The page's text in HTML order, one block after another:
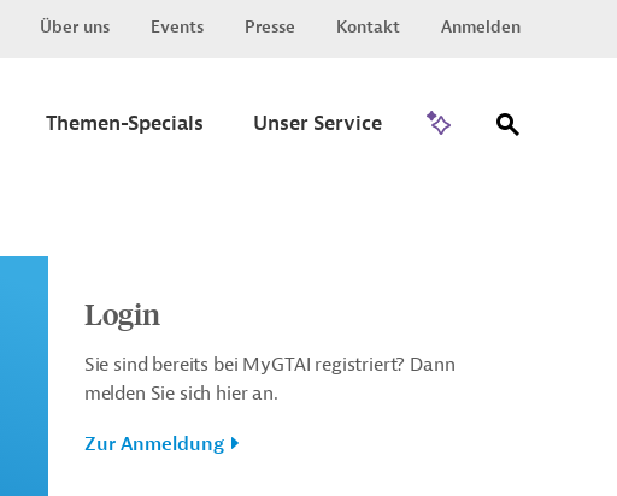
Über uns Events Presse Kontakt Anmelden
Themen-Specials Unser Service
Login
Sie sind bereits bei MyGTAI registriert? Dann
melden Sie sich hier an.
Zur Anmeldung